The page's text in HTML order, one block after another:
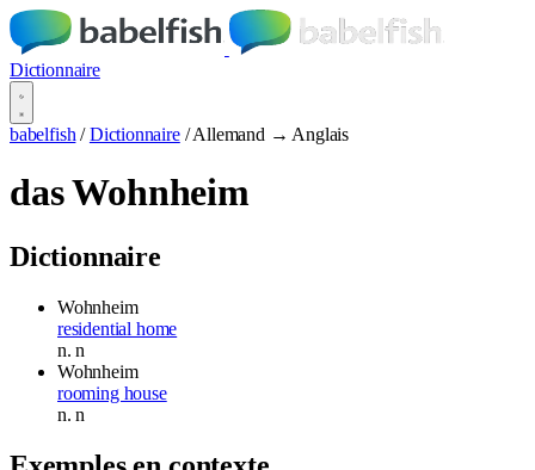
Dictionnaire
babelfish / Dictionnaire / Allemand → Anglais
das Wohnheim
Dictionnaire
Wohnheim
residential home
n.n
Wohnheim
rooming house
n.n